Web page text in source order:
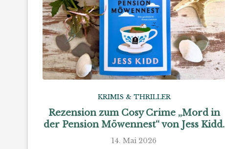
KRIMIS & THRILLER
Rezension zum Cosy Crime „Mord in
der Pension Möwennest“ von Jess Kidd.
14. Mai 2026